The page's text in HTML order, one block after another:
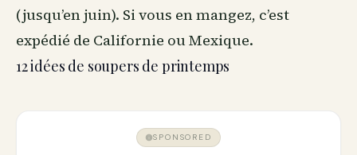
(jusqu’en juin). Si vous en mangez, c’est
expédié de Californie ou Mexique.
12 idées de soupers de printemps
SPONSORED